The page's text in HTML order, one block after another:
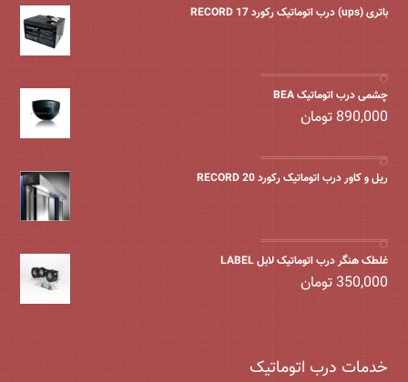
باتری (ups) درب اتوماتیک رکورد 17 RECORD
چشمی درب اتوماتیک BEA
890,000 تومان
ریل و کاور درب اتوماتیک رکورد 20 RECORD
غلطک هنگر درب اتوماتیک لابل LABEL
350,000تومان
خدمات درب اتوماتیک